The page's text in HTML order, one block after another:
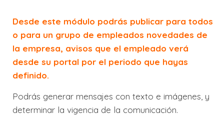
Desde este módulo podrás publicar para todos
o para un grupo de empleados novedades de
la empresa, avisos que el empleado verá
desde su portal por el periodo que hayas
definido.
Podrás generar mensajes con texto e imágenes, y
determinar la vigencia de la comunicación.